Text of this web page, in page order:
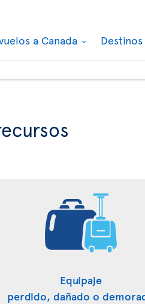
a Canada Destinos
Equipaje
perdido, dañado o